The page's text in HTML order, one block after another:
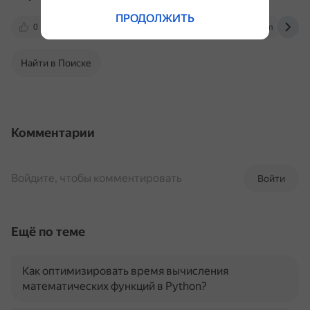
0 bbs.archlinux.org www.youtube.com
Найти в Поиске
Комментарии
Войти
Войдите, чтобы комментировать
Ещё по теме
Как оптимизировать время вычисления
математических функций в Python?
ПРОДОЛЖИТЬ